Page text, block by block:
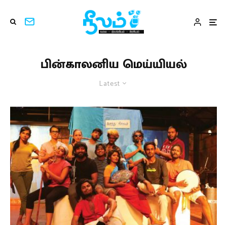
பின்காலனிய மெய்யியல்
Latest